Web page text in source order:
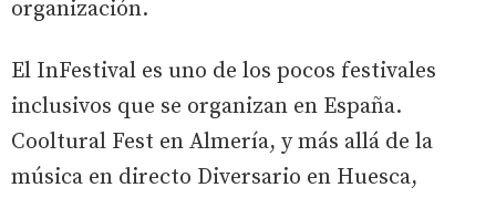
organización.
El InFestival es uno de los pocos festivales
inclusivos que se organizan en España.
Cooltural Fest en Almería, y más allá de la
música en directo Diversario en Huesca,